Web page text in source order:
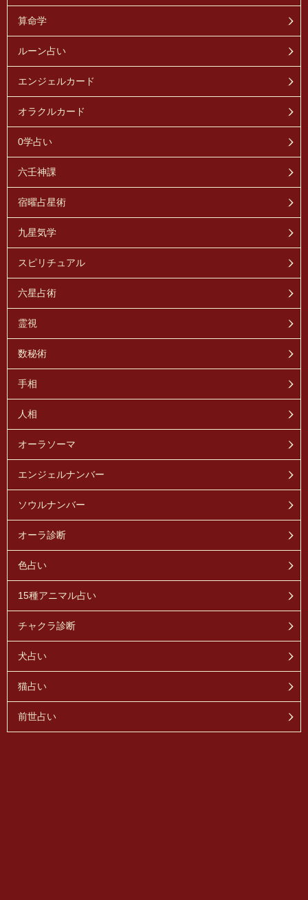
算命学
ルーン占い
エンジェルカード
オラクルカード
0学占い
六壬神課
宿曜占星術
九星気学
スピリチュアル
六星占術
霊視
数秘術
手相
人相
オーラソーマ
エンジェルナンバー
ソウルナンバー
オーラ診断
色占い
15種アニマル占い
チャクラ診断
犬占い
猫占い
前世占い